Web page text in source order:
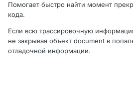
Помогает быстро найти момент
кода.
Если всю трассировочную
не закрывая объект document в
отладочной информации.